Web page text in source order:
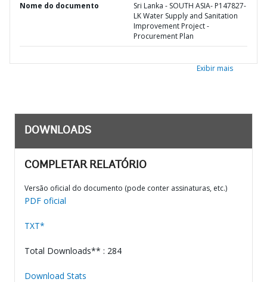
Nome do documento
Sri Lanka - SOUTH ASIA- P147827-
LK Water Supply and Sanitation
Improvement Project -
Procurement Plan
Exibir mais
DOWNLOADS
COMPLETAR RELATÓRIO
Versão oficial do documento (pode conter assinaturas, etc.)
PDF oficial
TXT*
Total Downloads** : 284
Download Stats